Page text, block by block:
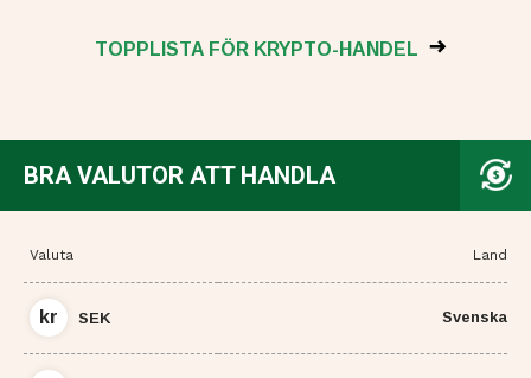
TOPPLISTA FÖR KRYPTO-HANDEL
BRA VALUTOR ATT HANDLA
Valuta Land
kr SEK Svenska